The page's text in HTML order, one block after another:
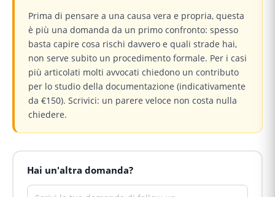
Prima di pensare a una causa vera e propria, questa
è più una domanda da un primo confronto: spesso
basta capire cosa rischi davvero e quali strade hai,
non serve subito un procedimento formale. Per i casi
più articolati molti avvocati chiedono un contributo
per lo studio della documentazione (indicativamente
da €150). Scrivici: un parere veloce non costa nulla
chiedere.
Hai un'altra domanda?